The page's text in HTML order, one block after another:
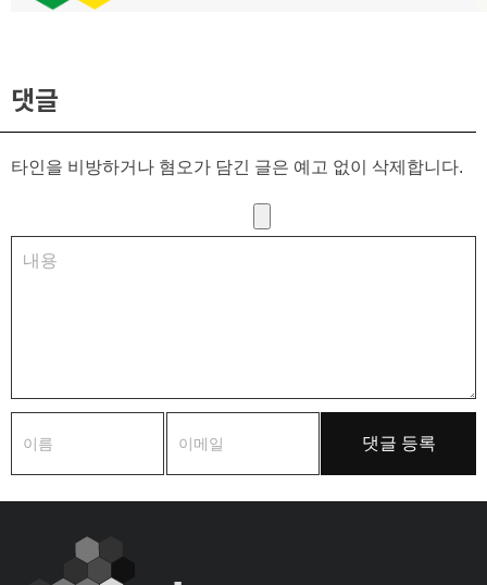
댓글
타인을 비방하거나 혐오가 담긴 글은 예고 없이 삭제합니다.